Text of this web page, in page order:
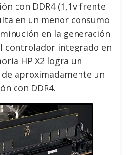
con DDR4 (1,1v frente
en un menor consumo
en la generación
controlador integrado en
HP X2 logra un
aproximadamente un
con DDR4.